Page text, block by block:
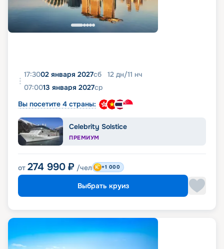
17:3002 января 2027сб 12 дн/11 нч
07:0013 января 2027ср
Вы посетите 4 страны:
Celebrity Solstice
ПРЕМИУМ
от 274 990 ₽ /чел +1 000
Выбрать круиз